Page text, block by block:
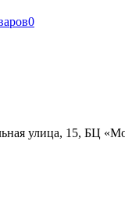
0
улица, 15, БЦ